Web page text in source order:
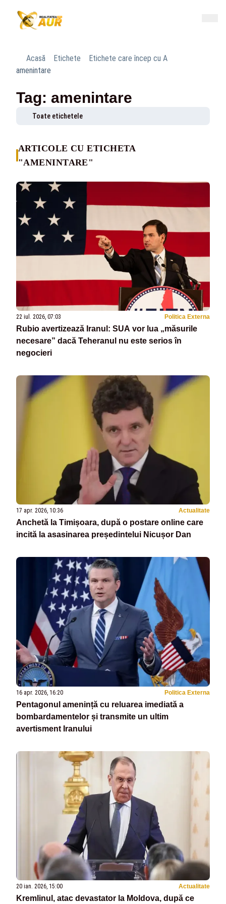
Acasă Etichete
Etichete care încep cu A
amenintare
Tag: amenintare
Toate etichetele
ARTICOLE CU ETICHETA
"AMENINTARE"
22 iul. 2026, 07:03 Politica Externa
Rubio avertizează Iranul: SUA vor lua „măsurile
necesare” dacă Teheranul nu este serios în
negocieri
17 apr. 2026, 10:36 Actualitate
Anchetă la Timișoara, după o postare online care
incită la asasinarea președintelui Nicușor Dan
16 apr. 2026, 16:20 Politica Externa
Pentagonul amenință cu reluarea imediată a
bombardamentelor și transmite un ultim
avertisment Iranului
20 ian. 2026, 15:00 Actualitate
Kremlinul, atac devastator la Moldova, după ce